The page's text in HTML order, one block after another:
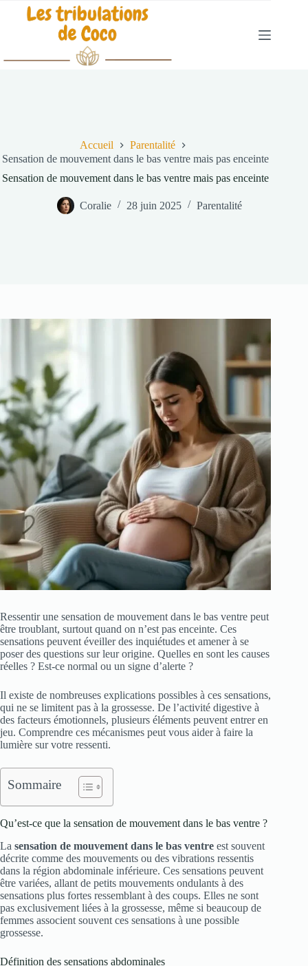
Accueil
Parentalité
Sensation de mouvement dans le bas ventre mais pas enceinte
Sensation de mouvement dans le bas ventre mais pas enceinte
Coralie 28 juin 2025 Parentalité
Ressentir une sensation de mouvement dans le bas ventre peut
être troublant, surtout quand on n’est pas enceinte. Ces
sensations peuvent éveiller des inquiétudes et amener à se
poser des questions sur leur origine. Quelles en sont les causes
réelles ? Est-ce normal ou un signe d’alerte ?
Il existe de nombreuses explications possibles à ces sensations,
qui ne se limitent pas à la grossesse. De l’activité digestive à
des facteurs émotionnels, plusieurs éléments peuvent entrer en
jeu. Comprendre ces mécanismes peut vous aider à faire la
lumière sur votre ressenti.
Sommaire
Qu’est-ce que la sensation de mouvement dans le bas ventre ?
La sensation de mouvement dans le bas ventre est souvent
décrite comme des mouvements ou des vibrations ressentis
dans la région abdominale inférieure. Ces sensations peuvent
être variées, allant de petits mouvements ondulants à des
sensations plus fortes ressemblant à des coups. Elles ne sont
pas exclusivement liées à la grossesse, même si beaucoup de
femmes associent souvent ces sensations à une possible
grossesse.
Définition des sensations abdominales